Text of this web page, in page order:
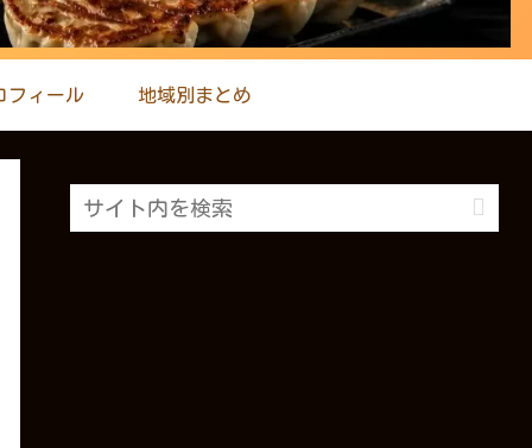
フィール 地域別まとめ